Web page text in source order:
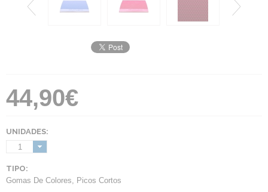
44,90€
UNIDADES:
1
TIPO:
Gomas De Colores, Picos Cortos